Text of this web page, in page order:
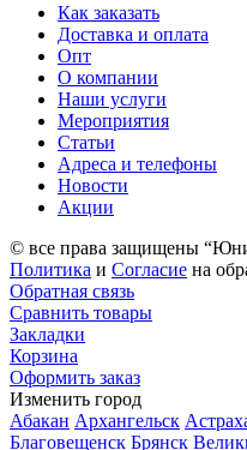
Как заказать
Доставка и оплата
Опт
О компании
Наши услуги
Мероприятия
Статьи
Адреса и телефоны
Новости
Акции
© все права защищены
Политика и Согласие на
Обратная связь
Сравнить товары
Закладки
Корзина
Оформить заказ
Изменить город
Абакан Архангельск
Благовещенск Брянск